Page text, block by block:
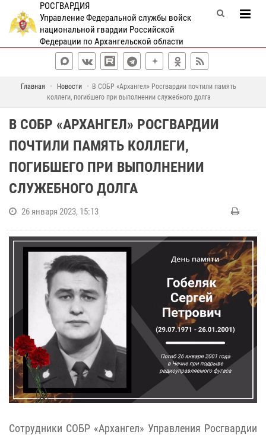
РОСГВАРДИЯ
Управление Федеральной службы войск
национальной гвардии Российской
Федерации по Архангельской области
Главная Новости
В СОБР «Архангел» Росгвардии почтили память
коллеги, погибшего при выполнении служебного долга
В СОБР «АРХАНГЕЛ» РОСГВАРДИИ
ПОЧТИЛИ ПАМЯТЬ КОЛЛЕГИ,
ПОГИБШЕГО ПРИ ВЫПОЛНЕНИИ
СЛУЖЕБНОГО ДОЛГА
26 января 2023, 15:13
Сотрудники СОБР «Архангел» Управления Росгвардии